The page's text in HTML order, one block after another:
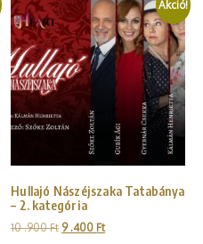
Akció!
Hullajó Nászéjszaka Tatabánya
– 2. kategória
10 .900Ft 9 .400 Ft